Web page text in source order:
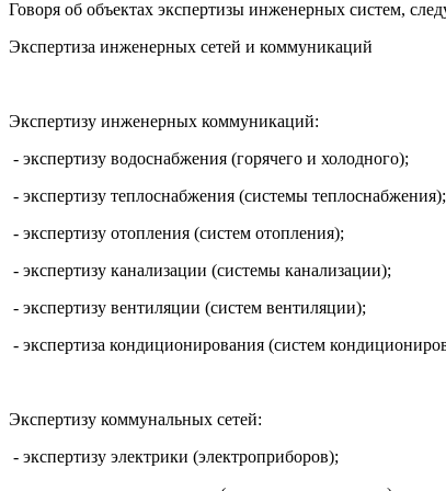
Говоря об объектах экспертизы инженерных систем,
Экспертиза инженерных сетей и коммуникаций
Экспертизу инженерных коммуникаций:
- экспертизу водоснабжения (горячего и холодного);
- экспертизу теплоснабжения (системы теплоснабжения);
- экспертизу отопления (систем отопления);
- экспертизу канализации (системы канализации);
- экспертизу вентиляции (систем вентиляции);
- экспертиза кондиционирования (систем
Экспертизу коммунальных сетей:
- экспертизу электрики (электроприборов);